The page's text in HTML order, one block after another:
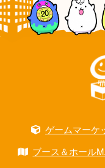
ゲームマーケ
ブース＆ホール